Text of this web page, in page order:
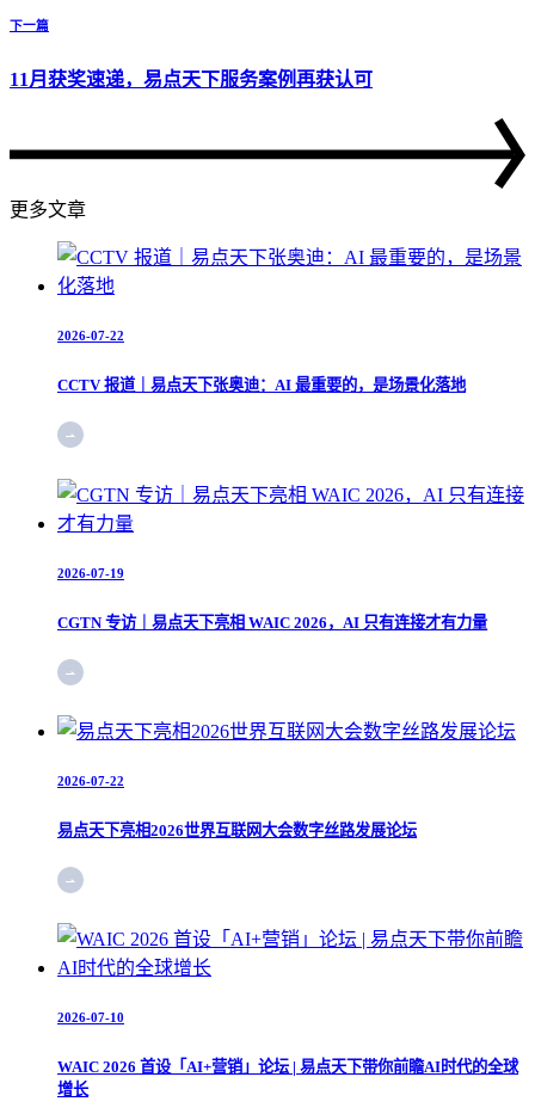
下一篇
11月获奖速递，易点天下服务案例再获认可
更多文章
2026-07-22
CCTV 报道｜易点天下张奥迪：AI 最重要的，是场景化落地
2026-07-19
CGTN 专访｜易点天下亮相 WAIC 2026，AI 只有连接才有力量
2026-07-22
易点天下亮相2026世界互联网大会数字丝路发展论坛
2026-07-10
WAIC 2026 首设「AI+营销」论坛 | 易点天下带你前瞻AI时代的全球
增长